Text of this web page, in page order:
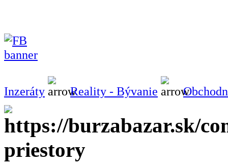
Inzeráty Reality - Bývanie
priestory